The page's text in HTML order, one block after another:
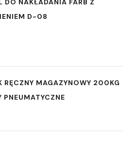
D-08
RĘCZNY MAGAZYNOWY 200KG
PNEUMATYCZNE